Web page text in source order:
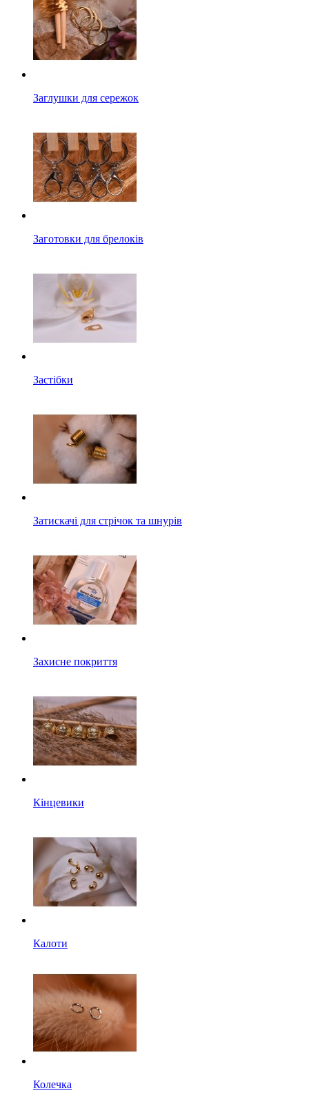
Заглушки для сережок
Заготовки для брелоків
Застібки
Затискачі для стрічок та шнурів
Захисне покриття
Кінцевики
Калоти
Колечка